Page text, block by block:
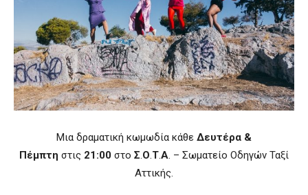
Μια δραματική κωμωδία κάθε Δευτέρα &
Πέμπτη στις 21:00 στο Σ Ο ΤΑ . – Σωματείο Οδηγών Ταξί
Αττικής.